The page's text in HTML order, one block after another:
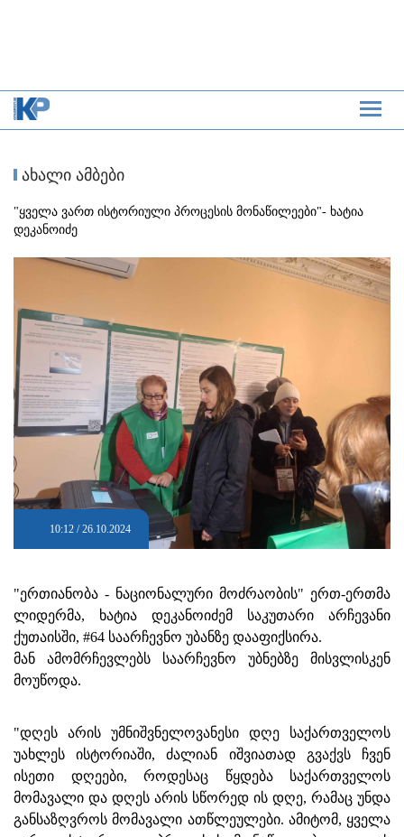
ახალი ამბები
"ყველა ვართ ისტორიული პროცესის მონაწილეები"- ხატია
დეკანოიძე
10:12 / 26.10.2024
"ერთიანობა - ნაციონალური მოძრაობის" ერთ-ერთმა
ლიდერმა, ხატია დეკანოიძემ საკუთარი არჩევანი
ქუთაისში, #64 საარჩევნო უბანზე დააფიქსირა.
მან ამომრჩევლებს საარჩევნო უბნებზე მისვლისკენ
მოუწოდა.
"დღეს არის უმნიშვნელოვანესი დღე საქართველოს
უახლეს ისტორიაში, ძალიან იშვიათად გვაქვს ჩვენ
ისეთი დღეები, როდესაც წყდება საქართველოს
მომავალი და დღეს არის სწორედ ის დღე, რამაც უნდა
განსაზღვროს მომავალი ათწლეულები. ამიტომ, ყველა